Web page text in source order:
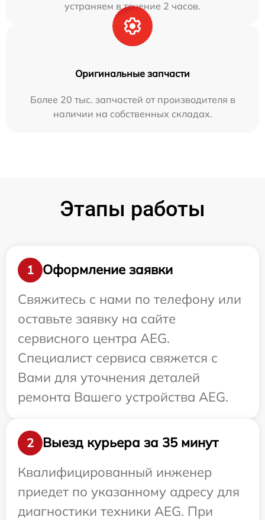
устраняем в течение 2 часов.
Оригинальные запчасти
Более 20 тыс. запчастей от производителя в
наличии на собственных складах.
Этапы работы
1
Оформление заявки
Свяжитесь с нами по телефону или
оставьте заявку на сайте
сервисного центра AEG.
Специалист сервиса свяжется с
Вами для уточнения деталей
ремонта Вашего устройства AEG.
2
Выезд курьера за 35 минут
Квалифицированный инженер
приедет по указанному адресу для
диагностики техники AEG. При